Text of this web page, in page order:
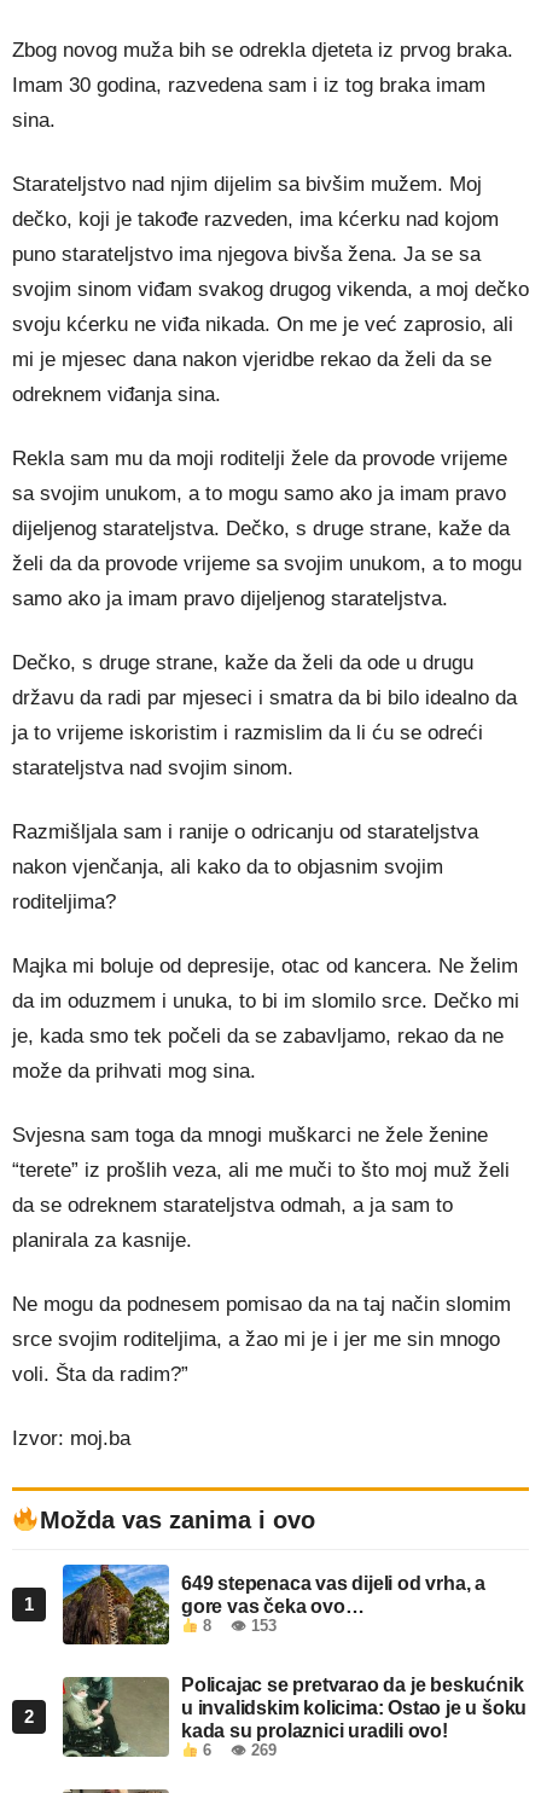
Zbog novog muža bih se odrekla djeteta iz prvog braka.
Imam 30 godina, razvedena sam i iz tog braka imam
sina.
Starateljstvo nad njim dijelim sa bivšim mužem. Moj
dečko, koji je takođe razveden, ima kćerku nad kojom
puno starateljstvo ima njegova bivša žena. Ja se sa
svojim sinom viđam svakog drugog vikenda, a moj dečko
svoju kćerku ne viđa nikada. On me je već zaprosio, ali
mi je mjesec dana nakon vjeridbe rekao da želi da se
odreknem viđanja sina.
Rekla sam mu da moji roditelji žele da provode vrijeme
sa svojim unukom, a to mogu samo ako ja imam pravo
dijeljenog starateljstva. Dečko, s druge strane, kaže da
želi da da provode vrijeme sa svojim unukom, a to mogu
samo ako ja imam pravo dijeljenog starateljstva.
Dečko, s druge strane, kaže da želi da ode u drugu
državu da radi par mjeseci i smatra da bi bilo idealno da
ja to vrijeme iskoristim i razmislim da li ću se odreći
starateljstva nad svojim sinom.
Razmišljala sam i ranije o odricanju od starateljstva
nakon vjenčanja, ali kako da to objasnim svojim
roditeljima?
Majka mi boluje od depresije, otac od kancera. Ne želim
da im oduzmem i unuka, to bi im slomilo srce. Dečko mi
je, kada smo tek počeli da se zabavljamo, rekao da ne
može da prihvati mog sina.
Svjesna sam toga da mnogi muškarci ne žele ženine
“terete” iz prošlih veza, ali me muči to što moj muž želi
da se odreknem starateljstva odmah, a ja sam to
planirala za kasnije.
Ne mogu da podnesem pomisao da na taj način slomim
srce svojim roditeljima, a žao mi je i jer me sin mnogo
voli. Šta da radim?”
Izvor: moj.ba
Možda vas zanima i ovo
1
649 stepenaca vas dijeli od vrha, a
gore vas čeka ovo…
8 👁 153
2
Policajac se pretvarao da je beskućnik
u invalidskim kolicima: Ostao je u šoku
kada su prolaznici uradili ovo!
6 👁 269